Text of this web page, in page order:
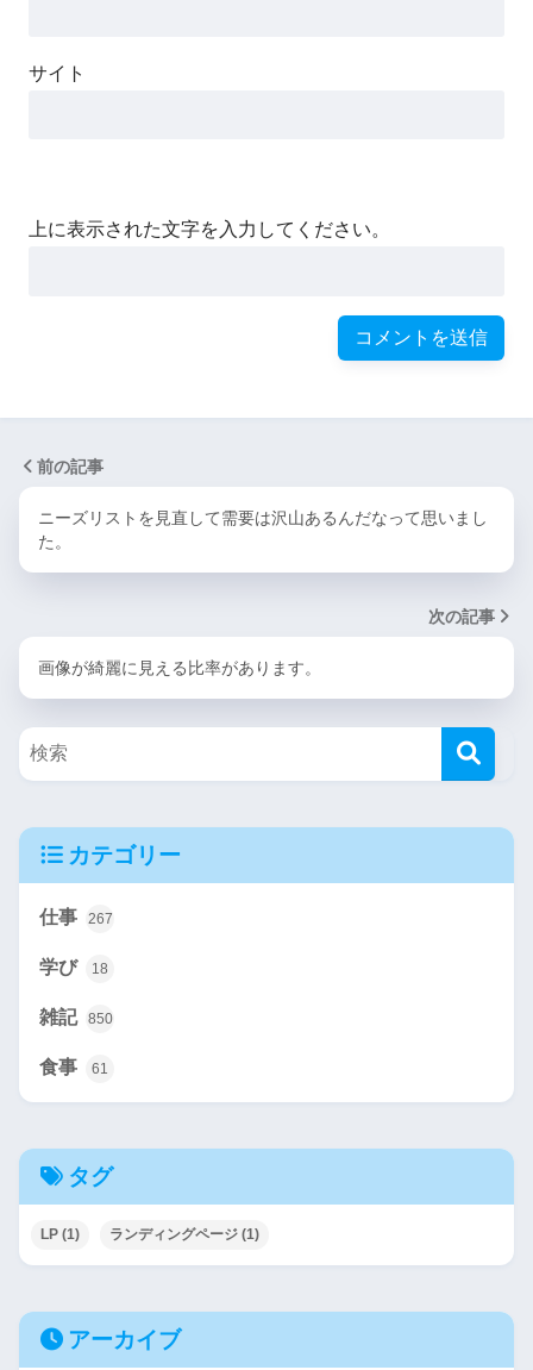
サイト
上に表示された文字を入力してください。
前の記事
ニーズリストを見直して需要は沢山あるんだなって思いまし
た。
次の記事
画像が綺麗に見える比率があります。
カテゴリー
仕事 267
学び 18
雑記 850
食事 61
タグ
LP (1) ランディングページ (1)
アーカイブ